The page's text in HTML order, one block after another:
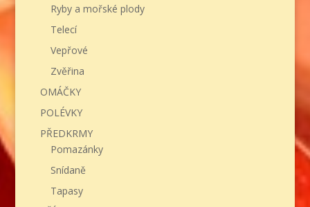
Ryby a mořské plody
Telecí
Vepřové
Zvěřina
OMÁČKY
POLÉVKY
PŘEDKRMY
Pomazánky
Snídaně
Tapasy